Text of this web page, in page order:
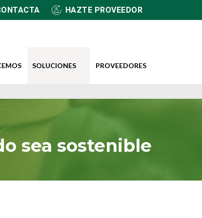
HAZTE PROVEEDOR
SOLUCIONES PROVEEDORES
sea sostenible